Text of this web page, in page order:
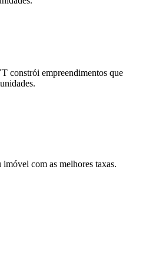
constrói empreendimentos que
com as melhores taxas.